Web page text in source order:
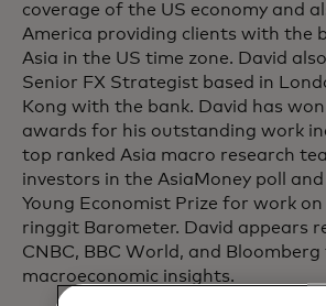
coverage of the US economy and
America providing clients with the
Asia in the US time zone. David
Senior FX Strategist based in
Kong with the bank. David has
awards for his outstanding work
top ranked Asia macro research
investors in the AsiaMoney poll and
Young Economist Prize for work
ringgit Barometer. David appears
CNBC, BBC World, and Bloomberg
macroeconomic insights.